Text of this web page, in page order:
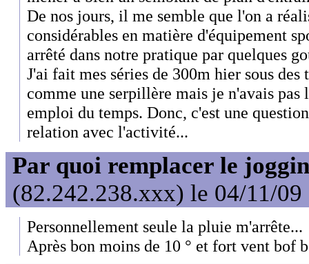
De nos jours, il me semble que l'on a
considérables en matière d'équipement
arrêté dans notre pratique par quelques
J'ai fait mes séries de 300m hier sous
comme une serpillère mais je n'avais pas
emploi du temps. Donc, c'est une
relation avec l'activité...
Par quoi remplacer le
(82.242.238.xxx) le 04/11/09
Personnellement seule la pluie m'arrête...
Après bon moins de 10 ° et fort vent bof